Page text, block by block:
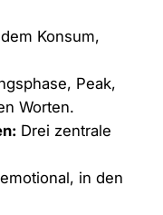
Konsum,
Peak,
Worten.
Drei zentrale
in den